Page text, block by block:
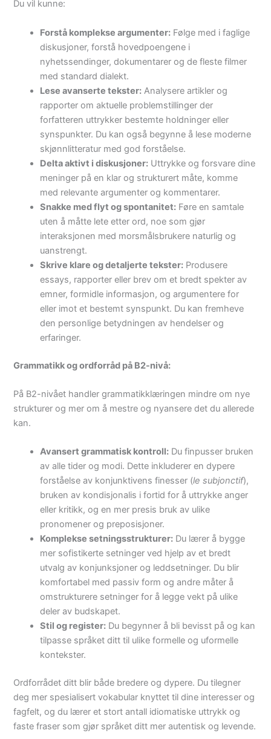
Du vil kunne:
Forstå komplekse argumenter: Følge med i faglige
diskusjoner, forstå hovedpoengene i
nyhetssendinger, dokumentarer og de fleste filmer
med standard dialekt.
Lese avanserte tekster: Analysere artikler og
rapporter om aktuelle problemstillinger der
forfatteren uttrykker bestemte holdninger eller
synspunkter. Du kan også begynne å lese moderne
skjønnlitteratur med god forståelse.
Delta aktivt i diskusjoner: Uttrykke og forsvare dine
meninger på en klar og strukturert måte, komme
med relevante argumenter og kommentarer.
Snakke med flyt og spontanitet: Føre en samtale
uten å måtte lete etter ord, noe som gjør
interaksjonen med morsmålsbrukere naturlig og
uanstrengt.
Skrive klare og detaljerte tekster: Produsere
essays, rapporter eller brev om et bredt spekter av
emner, formidle informasjon, og argumentere for
eller imot et bestemt synspunkt. Du kan fremheve
den personlige betydningen av hendelser og
erfaringer.
Grammatikk og ordforråd på B2-nivå:
På B2-nivået handler grammatikklæringen mindre om nye
strukturer og mer om å mestre og nyansere det du allerede
kan.
Avansert grammatisk kontroll: Du finpusser bruken
av alle tider og modi. Dette inkluderer en dypere
forståelse av konjunktivens finesser (le subjonctif),
bruken av kondisjonalis i fortid for å uttrykke anger
eller kritikk, og en mer presis bruk av ulike
pronomener og preposisjoner.
Komplekse setningsstrukturer: Du lærer å bygge
mer sofistikerte setninger ved hjelp av et bredt
utvalg av konjunksjoner og leddsetninger. Du blir
komfortabel med passiv form og andre måter å
omstrukturere setninger for å legge vekt på ulike
deler av budskapet.
Stil og register: Du begynner å bli bevisst på og kan
tilpasse språket ditt til ulike formelle og uformelle
kontekster.
Ordforrådet ditt blir både bredere og dypere. Du tilegner
deg mer spesialisert vokabular knyttet til dine interesser og
fagfelt, og du lærer et stort antall idiomatiske uttrykk og
faste fraser som gjør språket ditt mer autentisk og levende.